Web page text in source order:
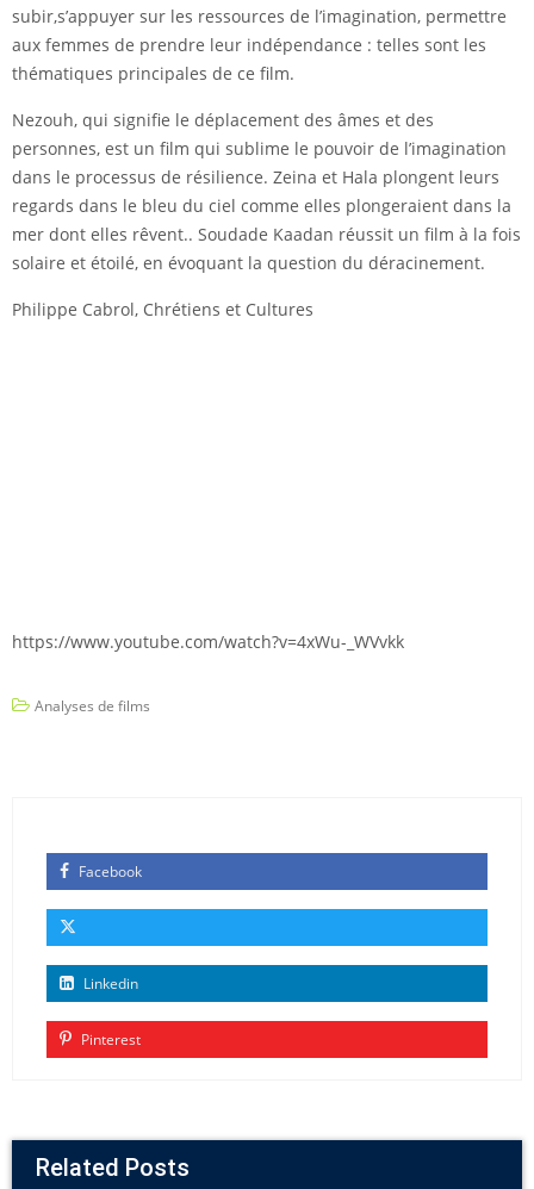
subir,s’appuyer sur les ressources de l’imagination, permettre
aux femmes de prendre leur indépendance : telles sont les
thématiques principales de ce film.
Nezouh, qui signifie le déplacement des âmes et des
personnes, est un film qui sublime le pouvoir de l’imagination
dans le processus de résilience. Zeina et Hala plongent leurs
regards dans le bleu du ciel comme elles plongeraient dans la
mer dont elles rêvent.. Soudade Kaadan réussit un film à la fois
solaire et étoilé, en évoquant la question du déracinement.
Philippe Cabrol, Chrétiens et Cultures
https://www.youtube.com/watch?v=4xWu-_WVvkk
Analyses de films
Facebook
Linkedin
Pinterest
Related Posts